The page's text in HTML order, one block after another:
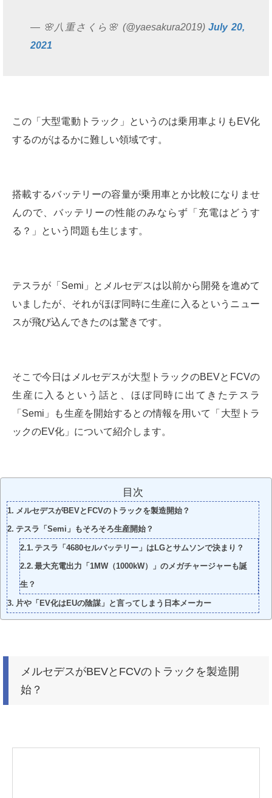
— 🌸八重さくら🌸 (@yaesakura2019)July 20,
2021
この「大型電動トラック」というのは乗用車よりもEV化
するのがはるかに難しい領域です。
搭載するバッテリーの容量が乗用車とか比較になりませ
んので、バッテリーの性能のみならず「充電はどうす
る？」という問題も生じます。
テスラが「Semi」とメルセデスは以前から開発を進めて
いましたが、それがほぼ同時に生産に入るというニュー
スが飛び込んできたのは驚きです。
そこで今日はメルセデスが大型トラックのBEVとFCVの
生産に入るという話と、ほぼ同時に出てきたテスラ
「Semi」も生産を開始するとの情報を用いて「大型トラ
ックのEV化」について紹介します。
目次
メルセデスがBEVとFCVのトラックを製造開始？
テスラ「Semi」もそろそろ生産開始？
テスラ「4680セルバッテリー」はLGとサムソンで決まり？
最大充電出力「1MW（1000kW）」のメガチャージャーも誕
生？
片や「EV化はEUの陰謀」と言ってしまう日本メーカー
メルセデスがBEVとFCVのトラックを製造開
始？